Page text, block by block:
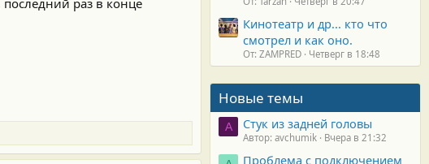
Кинотеатр и др... кто что
смотрел и как оно.
От: ZAMPRED Четверг в 18:48
Новые темы
A Стук из задней головы
Автор: avchumik Вчера в 21:32
Проблема с подключением